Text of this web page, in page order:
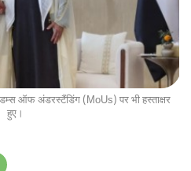
ऑफ अंडरस्टैंडिंग (MoUs) पर भी हस्ताक्षर
हुए।